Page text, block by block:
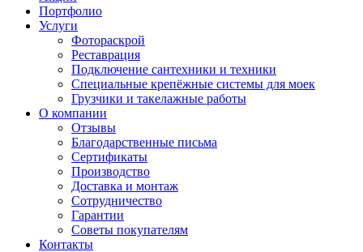
Портфолио
Услуги
Фотораскрой
Реставрация
Подключение сантехники и техники
Специальные крепёжные системы для моек
Грузчики и такелажные работы
О компании
Отзывы
Благодарственные письма
Сертификаты
Производство
Доставка и монтаж
Сотрудничество
Гарантии
Советы покупателям
Контакты